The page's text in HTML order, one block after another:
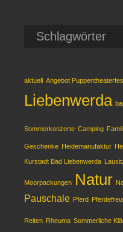
Schlagwörter
aktuell Angebot
Liebenwerda
Sommerkonzerte Camping
Geschenke Heidemanufaktur
Kurstadt Bad Liebenwerda
Moorpackungen Natur
Pauschale Pferd
Reiten Rheuma Sommerliche